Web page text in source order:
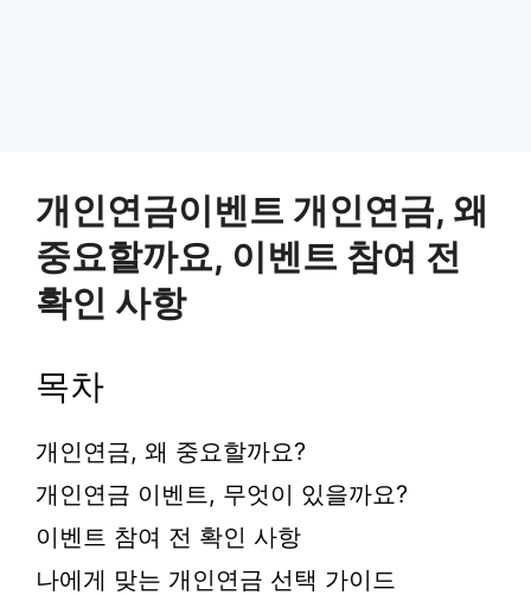
개인연금이벤트 개인연금, 왜
중요할까요, 이벤트 참여 전
확인 사항
목차
개인연금, 왜 중요할까요?
개인연금 이벤트, 무엇이 있을까요?
이벤트 참여 전 확인 사항
나에게 맞는 개인연금 선택 가이드